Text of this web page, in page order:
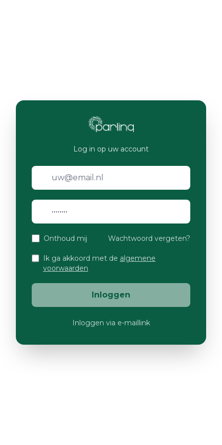
Log in op uw account
Onthoud mij Wachtwoord vergeten?
Ik ga akkoord met de algemene
voorwaarden
Inloggen
Inloggen via e-maillink